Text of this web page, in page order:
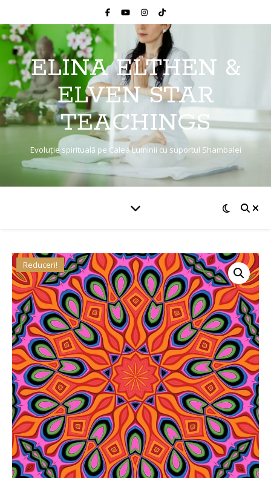
ELINA ELTHEN &
ELVEN STAR
TEACHINGS
Evoluție spirituală pe Calea Luminii cu suportul Shambalei
Reduceri!